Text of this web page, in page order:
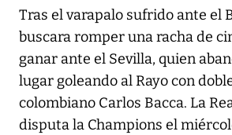
Tras el varapalo sufrido ante el
buscara romper una racha de
ganar ante el Sevilla, quien
lugar goleando al Rayo con
colombiano Carlos Bacca. La
disputa la Champions el